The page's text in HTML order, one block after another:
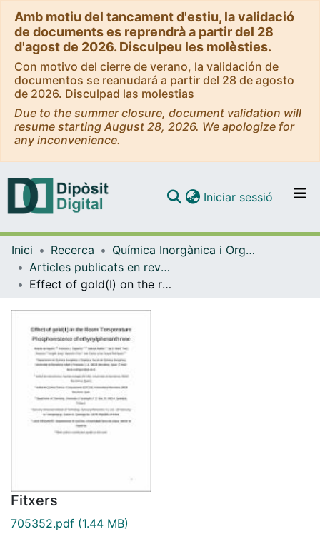
Amb motiu del tancament d'estiu, la validació
de documents es reprendrà a partir del 28
d'agost de 2026. Disculpeu les molèsties.
Con motivo del cierre de verano, la validación de
documentos se reanudará a partir del 28 de agosto
de 2026. Disculpad las molestias
Due to the summer closure, document validation will
resume starting August 28, 2026. We apologize for
any inconvenience.
Navega per tot el DD
Contacte
Iniciar sessió (current)
Inici Recerca
Química Inorgànica i Orgànica
Articles publicats en revistes (Química Inorgànica i Orgànica)
Effect of gold(I) on the room-temperature phosphorescence of ethynylphenanthrene
Fitxers
705352.pdf (1.44 MB)